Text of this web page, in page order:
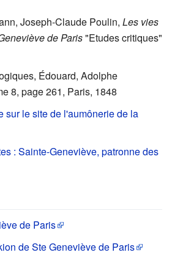
Joseph-Claude Poulin, Les vies
de Paris"Etudes critiques"
Édouard, Adolphe
8, page 261, Paris, 1848
sur le site de l'aumônerie de la
: Sainte-Geneviève, patronne des
de Paris
de Ste Geneviève de Paris